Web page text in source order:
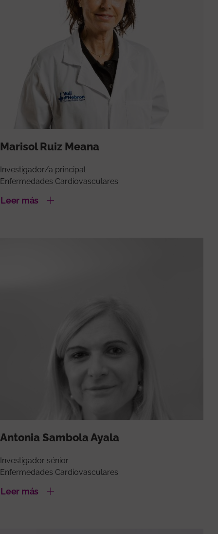
Marisol Ruiz Meana
Investigador/a principal
Enfermedades Cardiovasculares
Leer más
Antonia Sambola Ayala
Investigador sénior
Enfermedades Cardiovasculares
Leer más